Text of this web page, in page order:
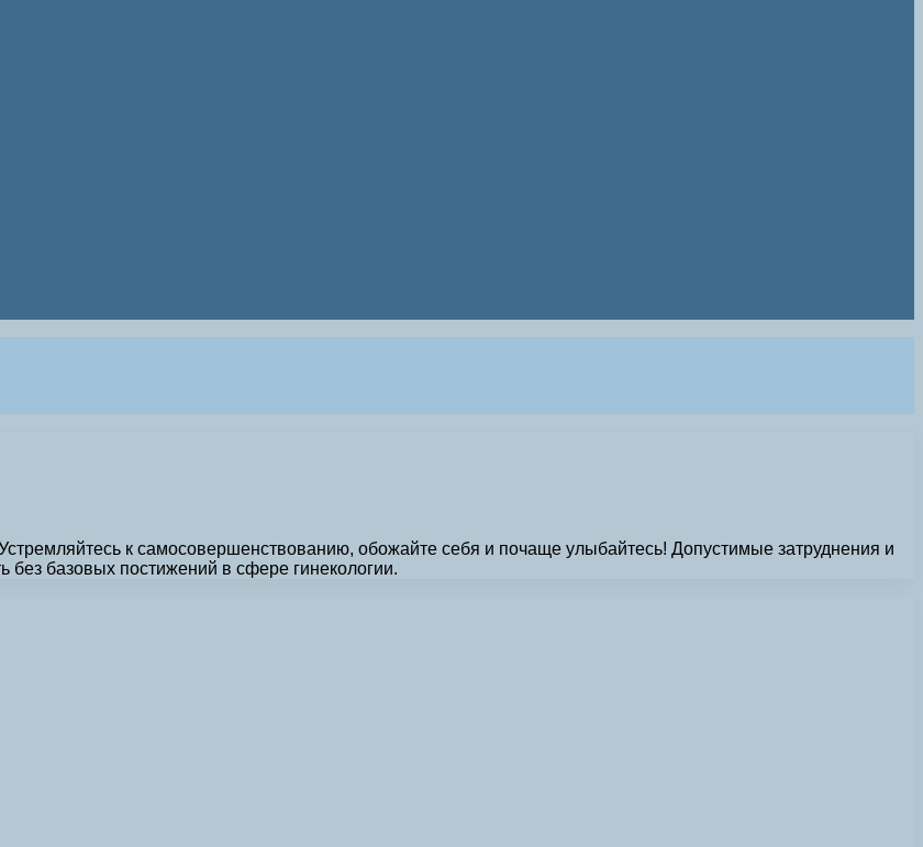
к самосовершенствованию, обожайте себя и почаще улыбайтесь! Допустимые затруднения и
без базовых постижений в сфере гинекологии.